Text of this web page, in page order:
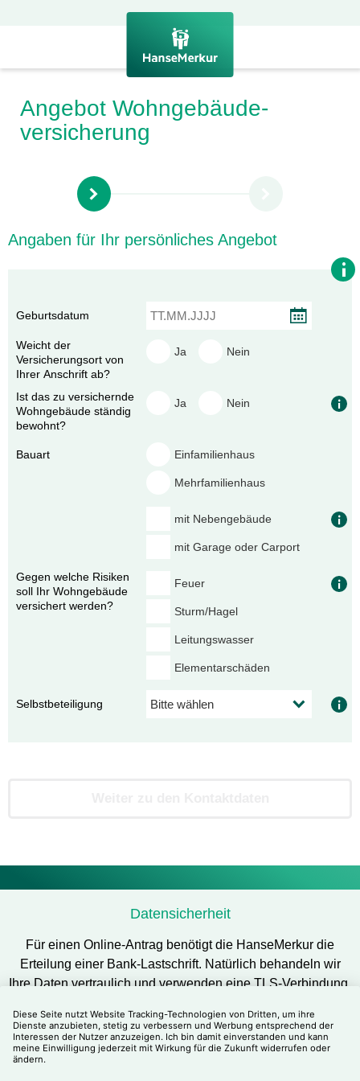
Angebot Wohngebäude­
versicherung
Angaben für Ihr persönliches Angebot
Geburtsdatum
Weicht der
Versicherungsort von
Ihrer Anschrift ab?
Ja Nein
Ist das zu versichernde
Wohngebäude ständig
bewohnt?
Ja Nein
Bauart Einfamilienhaus
Mehrfamilienhaus
mit Nebengebäude
mit Garage oder Carport
Gegen welche Risiken
soll Ihr Wohngebäude
versichert werden?
Feuer
Sturm/Hagel
Leitungswasser
Elementarschäden
Selbst­beteiligung
Datensicherheit
Für einen Online-Antrag benötigt die HanseMerkur die
Erteilung einer Bank-Lastschrift. Natürlich behandeln wir
Ihre Daten vertraulich und verwenden eine TLS-Verbindung.
Mehr anzeigen
Sicherheit für Ihre Daten
Unser Online-Rechner bzw. -Antrag bietet Ihnen ein